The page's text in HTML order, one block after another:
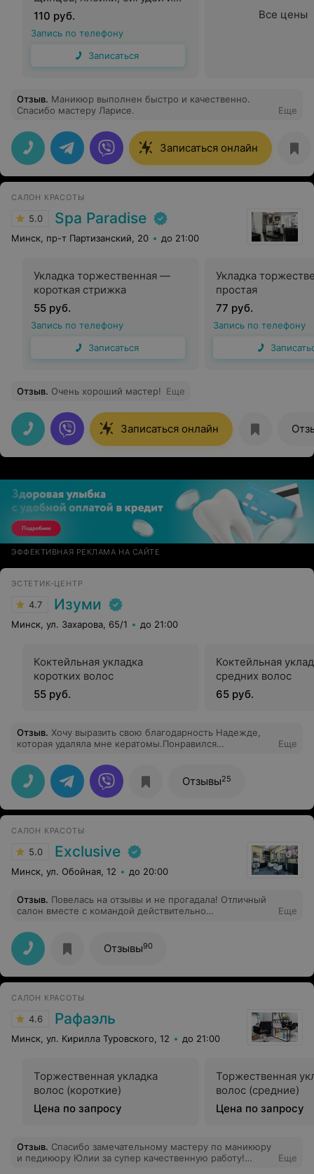
так далее) средние
110 руб.
Запись по телефону
Записаться
Все цены
Отзыв. Маникюр выполнен быстро и качественно.
Спасибо мастеру Ларисе.
Еще
Записаться онлайн
САЛОН КРАСОТЫ
5.0 Spa Paradise
Минск, пр-т Партизанский, 20 до 21:00
Укладка торжественная —
короткая стрижка
55 руб.
Запись по телефону
Записаться
Укладка
простая
77 руб.
Запись по телефону
Отзыв. Очень хороший мастер! Еще
Записаться онлайн
ЭФФЕКТИВНАЯ РЕКЛАМА НА САЙТЕ
ЭСТЕТИК-ЦЕНТР
4.7 Изуми
Минск, ул. Захарова, 65/1 до 21:00
Коктейльная укладка
коротких волос
55 руб.
Коктейльная
средних волос
65 руб.
Отзыв. Хочу выразить свою благодарность Надежде,
которая удаляла мне кератомы.Понравился
своей работе, а также рекомендации и небезразличие
к последствиям проведенной процедуры.Желаю и
дальше совершенствоваться в своем деле и получать
удовлетворение и много позитива от благодарных
клиентов!
Еще
Отзывы25
САЛОН КРАСОТЫ
5.0 Exclusive
Минск, ул. Обойная, 12 до 20:00
Отзыв. Повелась на отзывы и не прогадала! Отличный
салон вместе с командой действительно
дела:) Спасибо за стрижку,Ольга.Вы воплотили моё
желание в реальность )
Еще
Отзывы90
САЛОН КРАСОТЫ
4.6 Рафаэль
Минск, ул. Кирилла Туровского, 12 до 21:00
Торжественная укладка
волос (короткие)
Цена по запросу
Торжественная
волос (средние)
Цена по запросу
Отзыв. Спасибо замечательному мастеру по маникюру
и педикюру Юлии за супер качественную работу!
Еще